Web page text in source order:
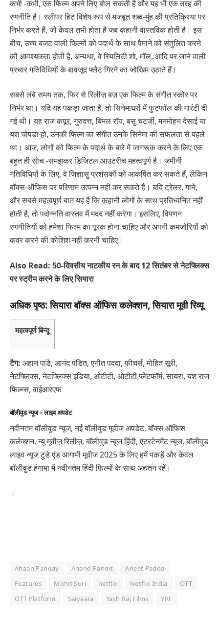
कभी -कभी, एक फिल्म अपने लिए बोल सकती है और यह भी एक तरह की
रणनीति है। स्लीपर हिट विशेष रूप से मजबूत शब्द-मुंह की प्रतिक्रिया पर
निर्भर करते हैं, जो केवल तभी होता है जब कहानी वास्तविक होती है। इस
बीच, उच्च बजट वाली फिल्मों को पदार्थ के साथ पैमाने को संतुलित करने
की आवश्यकता होती है, अन्यथा, वे रियलिटी शो, मॉल, आदि पर जाने वाली
प्रचार गतिविधियों के बावजूद फ्लैट गिरने का जोखिम उठाते हैं।
सबसे लंबे समय तक, फिर से रिलीज़ बज़ एक फिल्म के संगीत स्कोर पर
निर्भर था। यदि यह पकड़ा जाता है, तो सिनेमाघरों में फुटफॉल की गारंटी दी
गई थी। यह राज कपूर, गुरुदत्त, बिमल रॉय, बसु चटर्जी, मनमोहन देसाई या
यश चोपड़ा हो, उनकी फिल्म का संगीत उनके सिनेमा की सफलता से पहले
था। आज, लोगों को फिल्म के पदार्थ के बारे में जागरूक करने के लिए एक
बहुत ही सोच -समझकर डिजिटल आउटरीच महत्वपूर्ण है। जमीनी
गतिविधियों के लिए, वे जिज्ञासु प्रशंसकों को आकर्षित कर सकते हैं, लेकिन
बॉक्स-ऑफिस पर परिणाम उत्पन्न नहीं कर सकते हैं। यदि ट्रेलर, गाने,
और सबसे महत्वपूर्ण बात यह है कि कहानी लोगों के साथ प्रतिध्वनित नहीं
होती है, तो पदोन्नति वास्तव में मदद नहीं करेगा। इसलिए, विपणन
रणनीतियों को हमेशा फिल्म का पूरक होना चाहिए और अपनी कमजोरियों को
कवर करने की कोशिश नहीं करनी चाहिए।
Also Read: 50-दिवसीय नाटकीय रन के बाद 12 सितंबर से नेटफ्लिक्स
पर स्ट्रीम करने के लिए सियारा
अधिक पृष्ठ: सियारा बॉक्स ऑफिस कलेक्शन, सियारा मूवी रिव्यू
महत्वपूर्ण बिन्दू
टैग: अहान पांडे, आनंद पंडित, एनीत पददा, फीचर्स, मोहित सूरी,
नेटफ्लिक्स, नेटफ्लिक्स इंडिया, ओटीटी, ओटीटी प्लेटफॉर्म, सायरा, यश राज
फिल्म्स, वाईआरएफ
बॉलीवुड न्यूज – लाइव अपडेट
नवीनतम बॉलीवुड न्यूज, नई बॉलीवुड मूवीज अपडेट, बॉक्स ऑफिस
कलेक्शन, न्यू मूवीज़ रिलीज़, बॉलीवुड न्यूज हिंदी, एंटरटेनमेंट न्यूज, बॉलीवुड
लाइव न्यूज टुडे एंड आगामी मूवीज 2025 के लिए हमें पकड़ें और केवल
बॉलीवुड हंगामा में नवीनतम हिंदी फिल्मों के साथ अद्यतन रहें।
।
Ahaan Panday Anand Pandit
Aneet Padda
Features
Mohit Suri netflix Netflix India
OTT
OTT Platform
Saiyaara Yash Raj Films YRF